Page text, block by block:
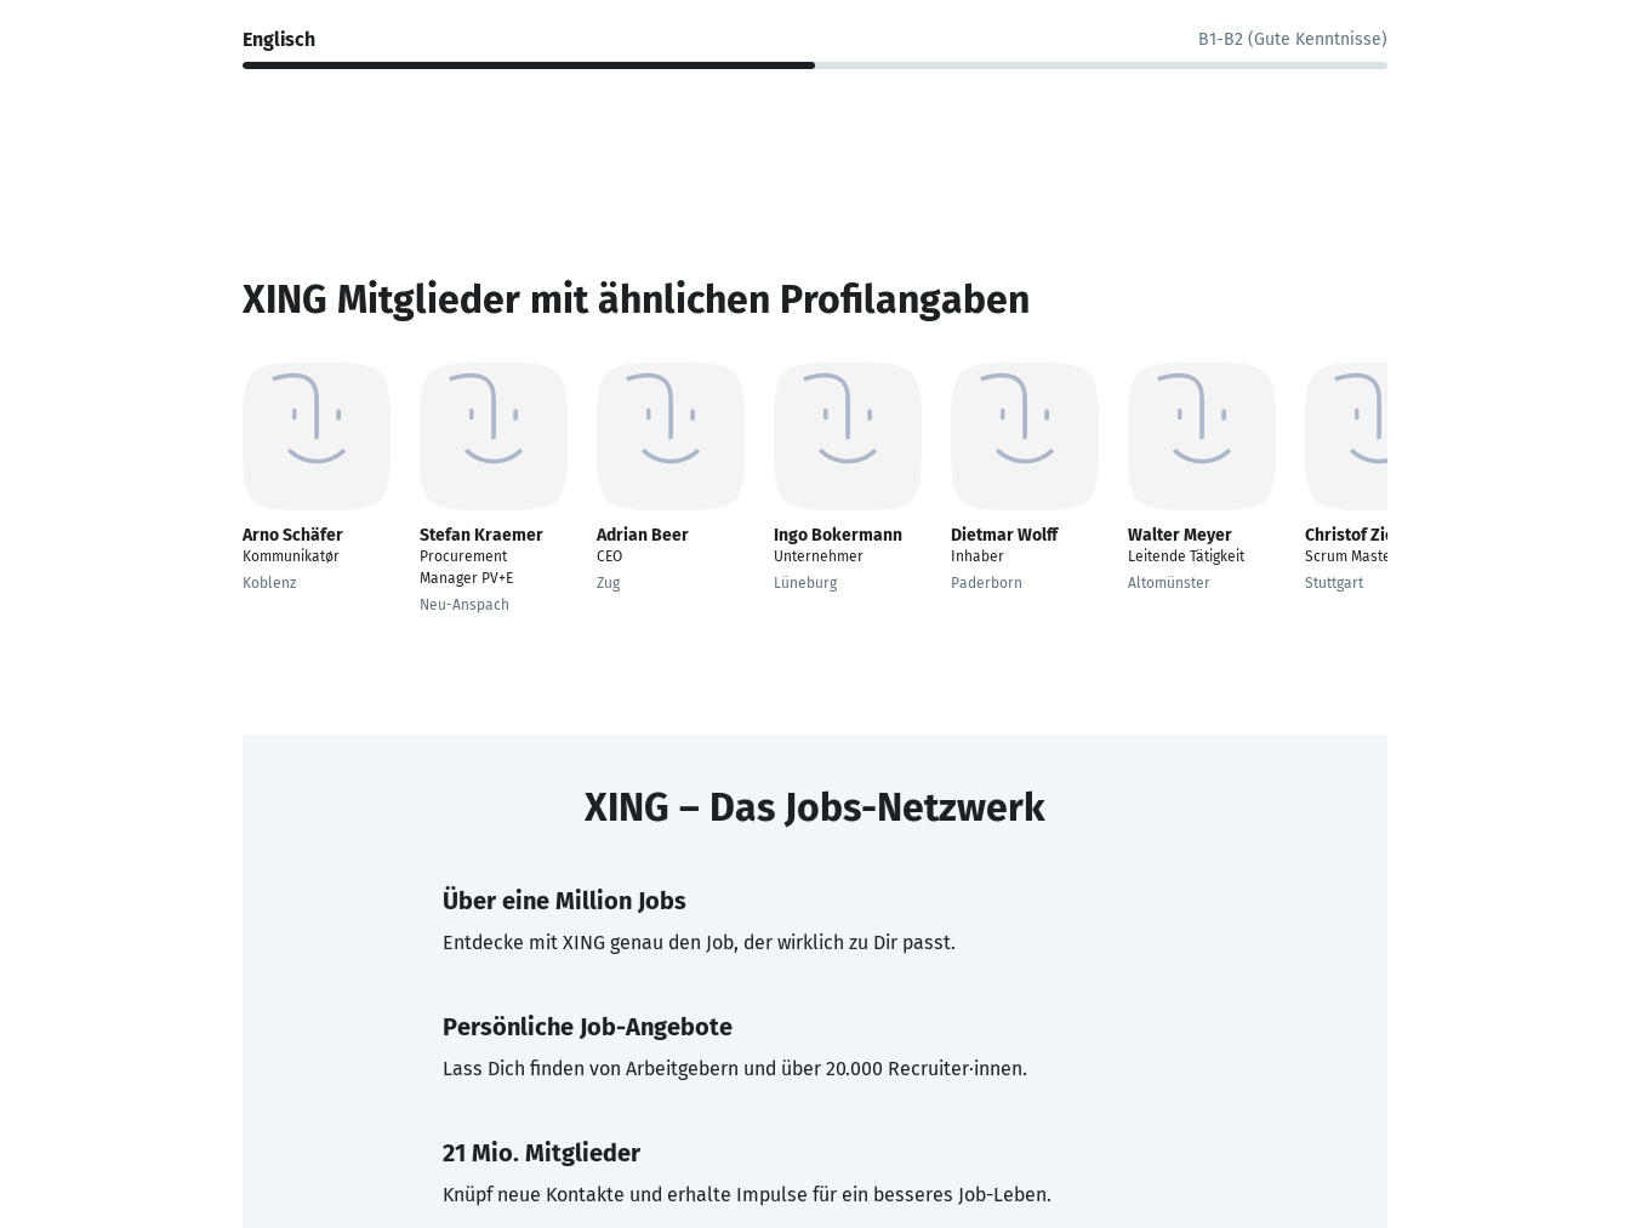
Englisch B1-B2 (Gute Kenntnisse)
XING Mitglieder mit ähnlichen Profilangaben
Arno Schäfer
Kommunikatør
Koblenz
Stefan Kraemer
Procurement
Manager PV+E
Neu-Anspach
Adrian Beer
CEO
Zug
Ingo Bokermann
Unternehmer
Lüneburg
Dietmar Wolff
Inhaber
Paderborn
Walter Meyer
Leitende Tätigkeit
Altomünster
Christof Ziola
Scrum Master
Stuttgart
XING – Das Jobs-Netzwerk
Über eine Million Jobs
Entdecke mit XING genau den Job, der wirklich zu Dir passt.
Persönliche Job-Angebote
Lass Dich finden von Arbeitgebern und über 20.000 Recruiter·innen.
21 Mio. Mitglieder
Knüpf neue Kontakte und erhalte Impulse für ein besseres Job-Leben.